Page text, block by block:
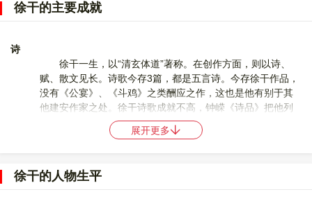
徐干的主要成就
诗
徐干一生，以“清玄体道”著称。在创作方面，则以诗、
赋、散文见长。诗歌今存3篇，都是五言诗。今存徐干作品，
没有《公宴》、《斗鸡》之类酬应之作，这也是他有别于其
他建安作家之处。徐干诗歌成就不高，钟嵘《诗品》把他列
入下品。虽钟嵘贬抑过甚，而从干今存之诗看，较王粲、刘
桢亦稍逊。干诗大部散佚，今存10首(见逯钦立《先秦汉魏晋
丈夫的怀念：“端坐而无为，仿佛君容光”，“思君如流水，何
展开更多
徐干的人物生平